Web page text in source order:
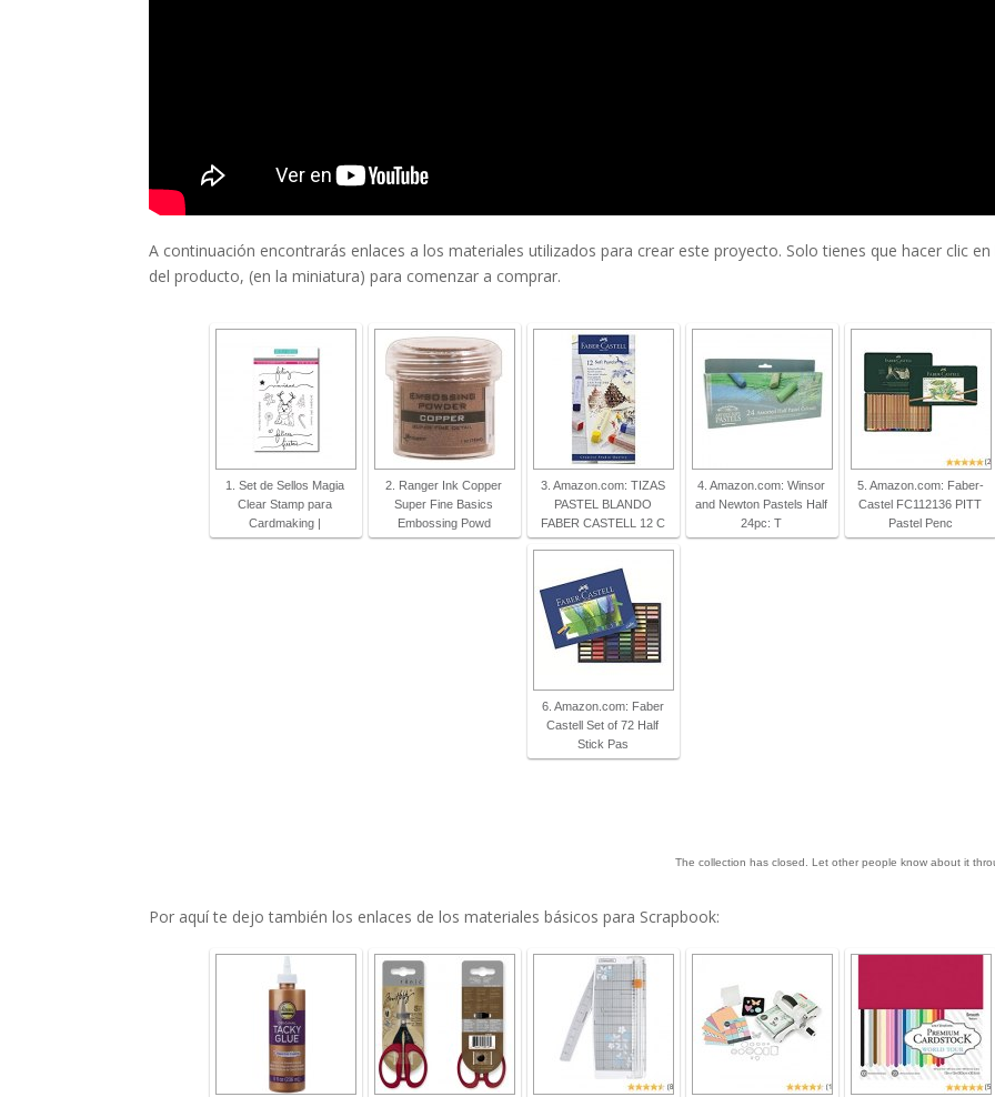
A continuación encontrarás enlaces a los materiales utilizados para crear este proyecto. Solo tienes que hacer clic
del producto, (en la miniatura) para comenzar a comprar.
1. Set de Sellos Magia
Clear Stamp para
Cardmaking |
2. Ranger Ink Copper
Super Fine Basics
Embossing Powd
3. Amazon.com: TIZAS
PASTEL BLANDO
FABER CASTELL 12 C
4. Amazon.com: Winsor
and Newton Pastels Half
24pc: T
5. Amazon.com: Faber-
Castel FC112136 PITT
Pastel Penc
6. Amazon.com: Faber
Castell Set of 72 Half
Stick Pas
The collection has closed. Let other people know about it
Por aquí te dejo también los enlaces de los materiales básicos para Scrapbook: